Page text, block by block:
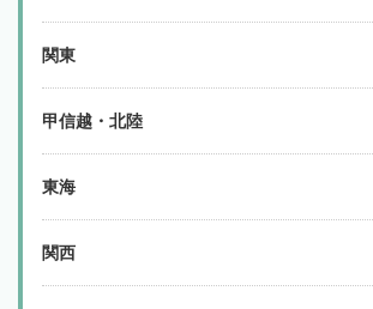
関東
甲信越・北陸
東海
関西